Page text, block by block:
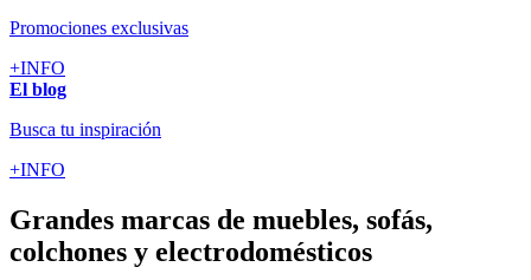
Promociones exclusivas
+INFO
El blog
Busca tu inspiración
+INFO
Grandes marcas de muebles, sofás,
colchones y electrodomésticos